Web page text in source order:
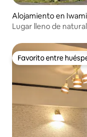
Alojamiento en
Lugar lleno de
Favorito entre
Favorito entre